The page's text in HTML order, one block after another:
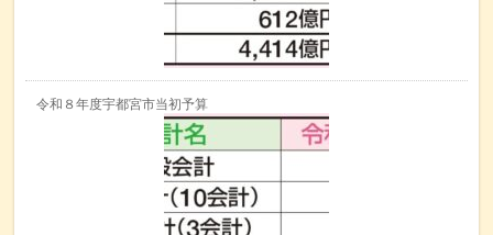
令和８年度宇都宮市当初予算